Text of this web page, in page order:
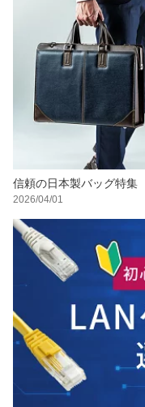
信頼の日本製バッグ特集
2026/04/01